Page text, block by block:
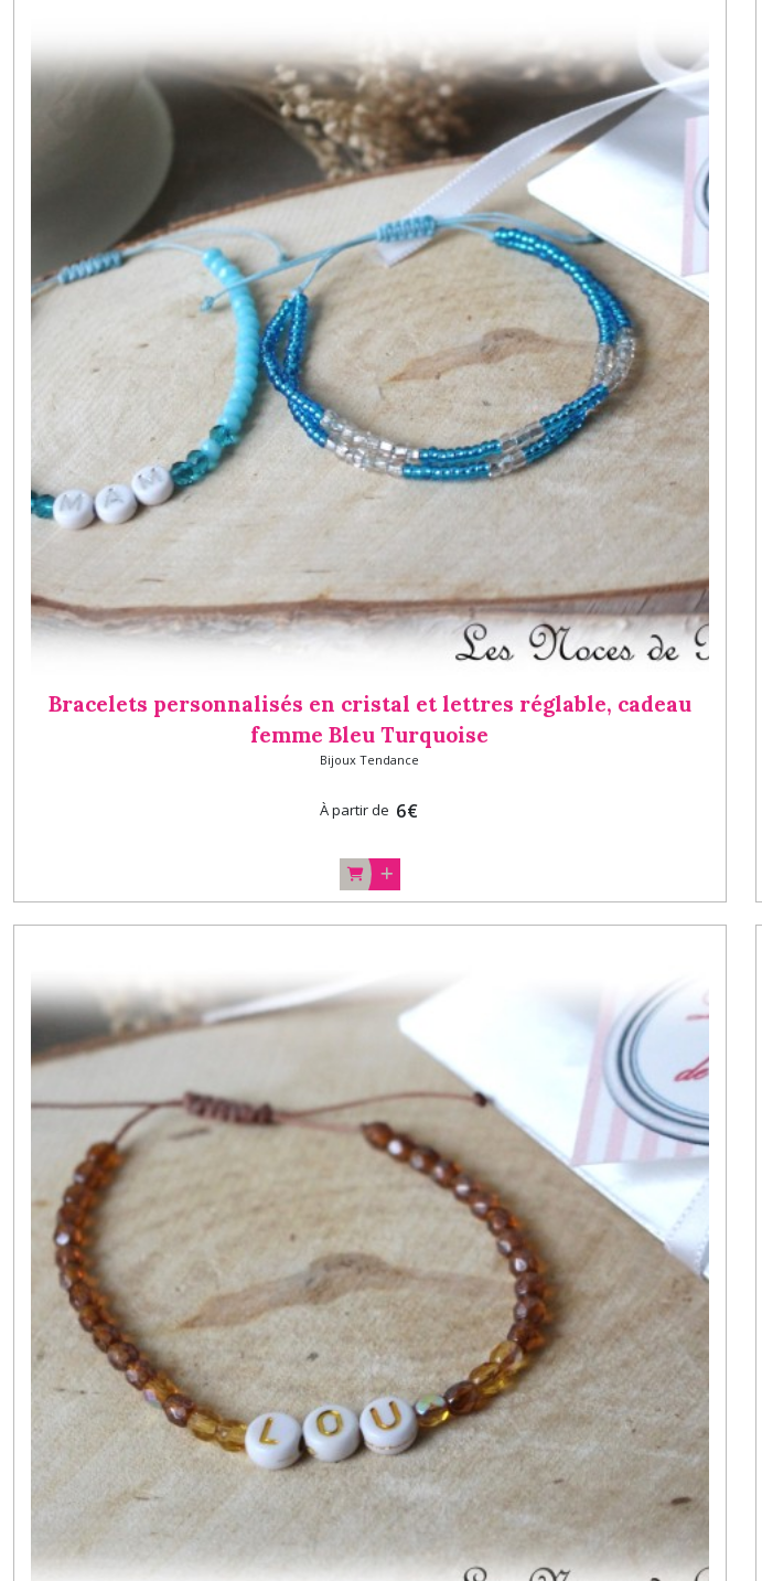
Bracelets personnalisés en cristal et lettres réglable, cadeau
femme Bleu Turquoise
Bijoux Tendance
À partir de 6€